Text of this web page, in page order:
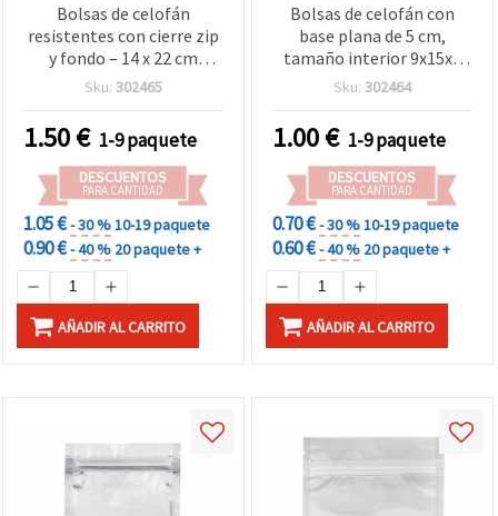
Bolsas de celofán
resistentes con cierre zip
y fondo – 14 x 22 cm
(interior 12,3 x 18 x 6 cm) |
regalos, manualidades y
almacenamiento, 10 uds.
Sku: 302465
1.50€ 1-9 paquete
DESCUENTOS
PARA CANTIDAD
1.05 €- 30 %10-19 paquete
0.90 €- 40 % 20 paquete +
AÑADIR AL CARRITO
Bolsas de celofán con
base plana de 5 cm,
tamaño interior 9x15x5
cm, cierre zip,
10 uds. para manualidades
Sku: 302464
1.00€ 1-9 paquete
DESCUENTOS
PARA CANTIDAD
0.70 €- 30 %10-19 paquete
0.60 €- 40 % 20 paquete +
AÑADIR AL CARRITO